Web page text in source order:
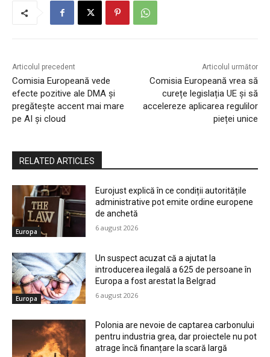
Articolul precedent
Comisia Europeană vede
efecte pozitive ale DMA și
pregătește accent mai mare
pe AI și cloud
Articolul următor
Comisia Europeană vrea să
curețe legislația UE și să
accelereze aplicarea regulilor
pieței unice
RELATED ARTICLES
Europa
Eurojust explică în ce condiții autoritățile
administrative pot emite ordine europene
de anchetă
6 august 2026
Europa
Un suspect acuzat că a ajutat la
introducerea ilegală a 625 de persoane în
Europa a fost arestat la Belgrad
6 august 2026
Polonia are nevoie de captarea carbonului
pentru industria grea, dar proiectele nu pot
atrage încă finanțare la scară largă